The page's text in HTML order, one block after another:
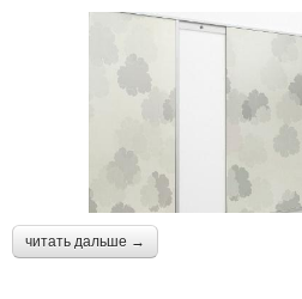
читать дальше →